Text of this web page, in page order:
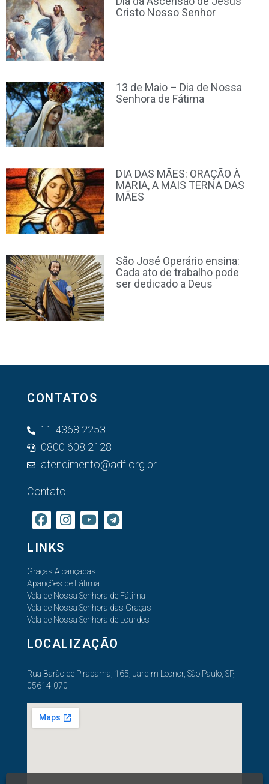
Cristo Nosso Senhor
13 de Maio – Dia de Nossa
Senhora de Fátima
DIA DAS MÃES: ORAÇÃO À
MARIA, A MAIS TERNA DAS
MÃES
São José Operário ensina:
Cada ato de trabalho pode
ser dedicado a Deus
CONTATOS
11 4368 2253
0800 608 2128
atendimento@adf.org.br
Contato
LINKS
Graças Alcançadas
Aparições de Fátima
Vela de Nossa Senhora de Fátima
Vela de Nossa Senhora das Graças
Vela de Nossa Senhora de Lourdes
LOCALIZAÇÃO
Rua Barão de Pirapama, 165, Jardim Leonor, São Paulo, SP,
05614-070